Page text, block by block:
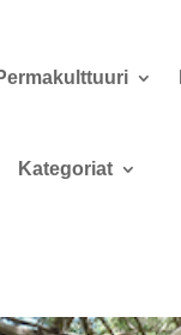
Kategoriat